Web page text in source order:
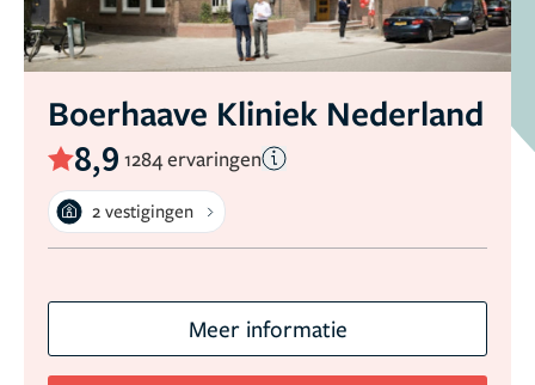
Boerhaave Kliniek Nederland
8,9 1284 ervaringen
2 vestigingen
Meer informatie